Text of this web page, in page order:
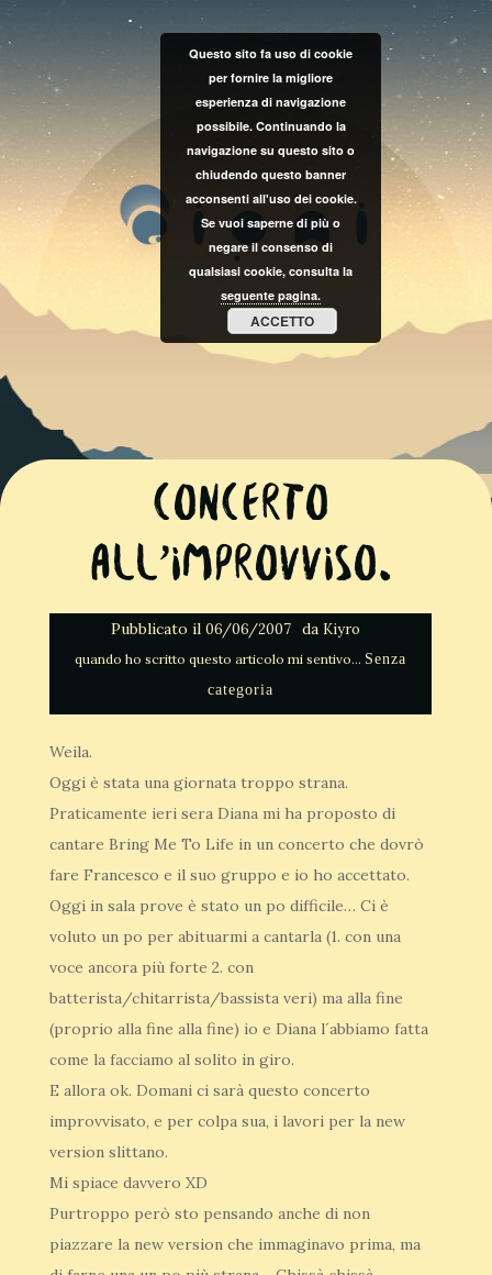
Concerto
all’improvviso.
Pubblicato il 06/06/2007 da Kiyro
Senza
categoria
Weila.
Oggi è stata una giornata troppo strana.
Praticamente ieri sera Diana mi ha proposto di
cantare Bring Me To Life in un concerto che dovrò
fare Francesco e il suo gruppo e io ho accettato.
Oggi in sala prove è stato un po difficile… Ci è
voluto un po per abituarmi a cantarla (1. con una
voce ancora più forte 2. con
batterista/chitarrista/bassista veri) ma alla fine
(proprio alla fine alla fine) io e Diana l´abbiamo fatta
come la facciamo al solito in giro.
E allora ok. Domani ci sarà questo concerto
improvvisato, e per colpa sua, i lavori per la new
version slittano.
Mi spiace davvero XD
Purtroppo però sto pensando anche di non
piazzare la new version che immaginavo prima, ma
Questo sito fa uso di cookie
per fornire la migliore
esperienza di navigazione
possibile. Continuando la
navigazione su questo sito o
chiudendo questo banner
acconsenti all'uso dei cookie.
Se vuoi saperne di più o
negare il consenso di
qualsiasi cookie, consulta la
seguente pagina.
ACCETTO